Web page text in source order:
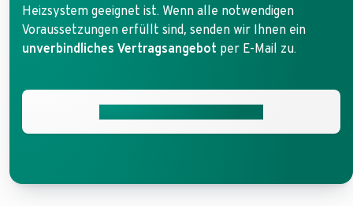
Heizsystem geeignet ist. Wenn alle notwendigen
Voraussetzungen erfüllt sind, senden wir Ihnen ein
unverbindliches Vertragsangebot per E-Mail zu.